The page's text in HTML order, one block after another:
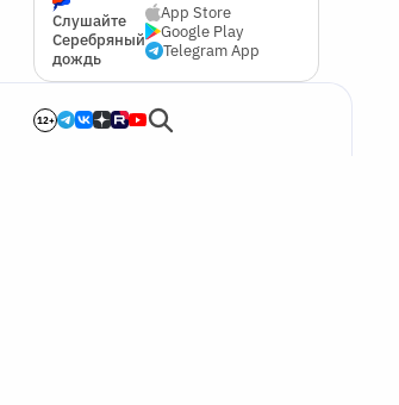
Слушайте
Серебряный
дождь
App Store
Google Play
Telegram App
12+